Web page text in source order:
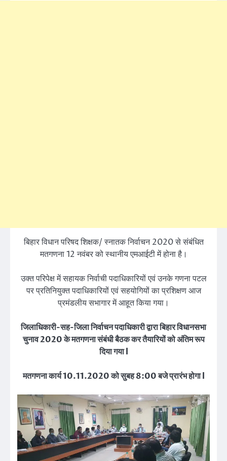
बिहार विधान परिषद शिक्षक/ स्नातक निर्वाचन 2020 से संबंधित
मतगणना 12 नवंबर को स्थानीय एमआईटी में होना है।
उक्त परिपेक्ष में सहायक निर्वाची पदाधिकारियों एवं उनके गणना पटल
पर प्रतिनियुक्त पदाधिकारियों एवं सहयोगियों का प्रशिक्षण आज
प्रमंडलीय सभागार में आहूत किया गया।
जिलाधिकारी-सह-जिला निर्वाचन पदाधिकारी द्वारा बिहार विधानसभा
चुनाव 2020 के मतगणना संबंधी बैठक कर तैयारियों को अंतिम रूप
दिया गया l
मतगणना कार्य 10.11.2020 को सुबह 8:00 बजे प्रारंभ होगा l